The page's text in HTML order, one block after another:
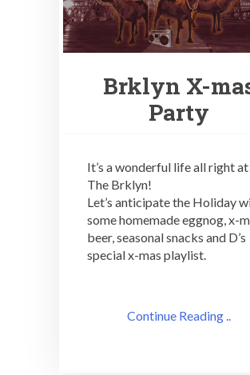
Brklyn X-
Party
It’s a wonderful life all right at
The Brklyn!
Let’s anticipate the Holiday
some homemade eggnog, x-
beer, seasonal snacks and D’s
special x-mas playlist.
Continue Reading ..